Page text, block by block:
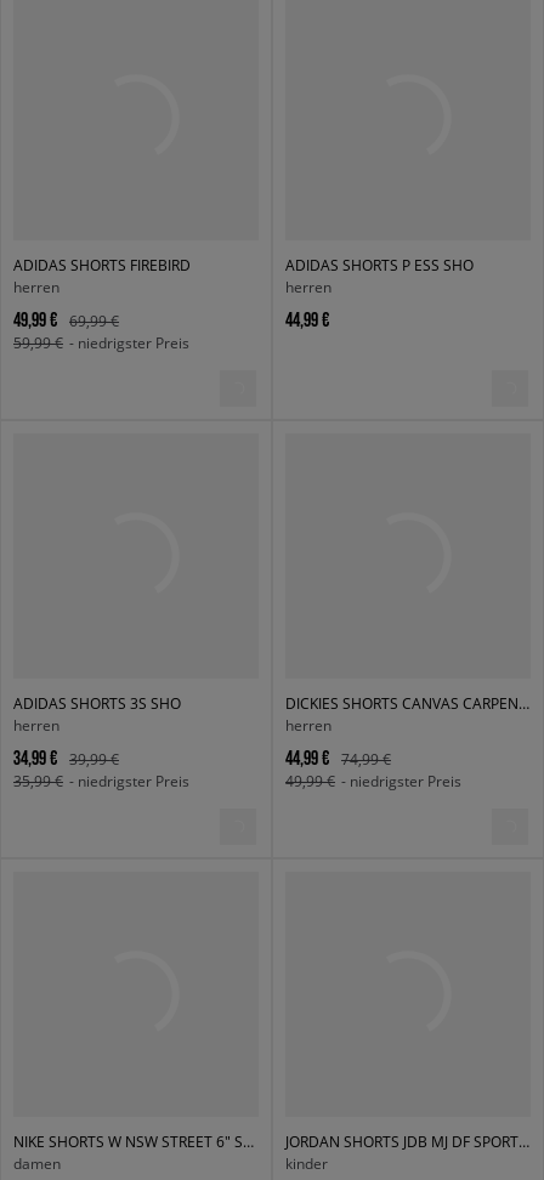
ADIDAS SHORTS FIREBIRD
herren
49,99 €
69,99 €
59,99 € - niedrigster Preis
ADIDAS SHORTS P ESS SHO
herren
44,99 €
ADIDAS SHORTS 3S SHO
herren
34,99 €
39,99 €
35,99 € - niedrigster Preis
DICKIES SHORTS CANVAS CARPENTER SHORT
herren
44,99 €
74,99 €
49,99 € - niedrigster Preis
NIKE SHORTS W NSW STREET 6" SATIN GX SHRT
damen
JORDAN SHORTS JDB MJ DF SPORT DIAMOND SHORT BOY
kinder